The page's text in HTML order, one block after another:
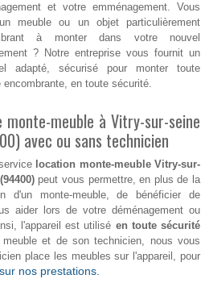
et votre emménagement. Vous
meuble ou un objet particulièrement
à monter dans votre nouvel
? Notre entreprise vous fournit un
adapté, sécurisé pour monter toute
encombrante, en toute sécurité.
monte-meuble à Vitry-sur-seine
avec ou sans technicien
location monte-meuble Vitry-sur-
peut vous permettre, en plus de la
d'un monte-meuble, de bénéficier de
aider lors de votre déménagement ou
l'appareil est utilisé en toute sécurité
et de son technicien, nous vous
place les meubles sur l'appareil, pour
nos prestations.